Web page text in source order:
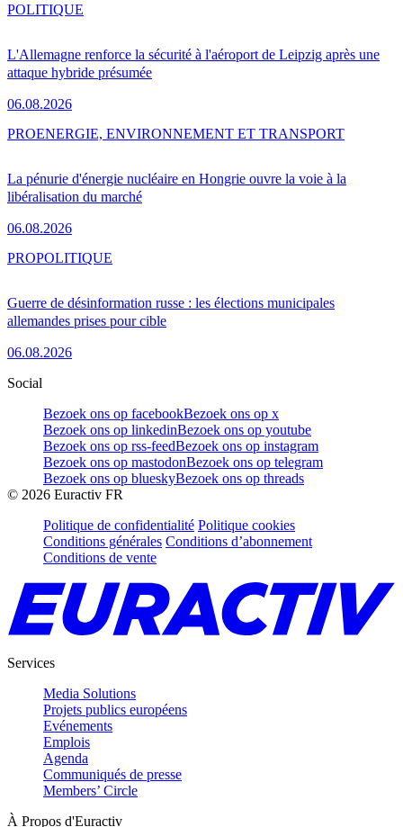
L'Allemagne renforce la sécurité à l'aéroport de Leipzig après une
attaque hybride présumée
06.08.2026
POLITIQUE
La pénurie d'énergie nucléaire en Hongrie ouvre la voie à la
libéralisation du marché
06.08.2026
PROENERGIE, ENVIRONNEMENT ET TRANSPORT
Guerre de désinformation russe : les élections municipales
allemandes prises pour cible
06.08.2026
PROPOLITIQUE
Social
Bezoek ons op facebookBezoek ons op x
Bezoek ons op linkedinBezoek ons op youtube
Bezoek ons op rss-feedBezoek ons op instagram
Bezoek ons op mastodonBezoek ons op telegram
Bezoek ons op blueskyBezoek ons op threads
© 2026 Euractiv FR
Politique de confidentialité Politique cookies
Conditions générales Conditions d’abonnement
Conditions de vente
Services
Media Solutions
Projets publics européens
Evénements
Emplois
Agenda
Communiqués de presse
Members’ Circle
À Propos d'Euractiv